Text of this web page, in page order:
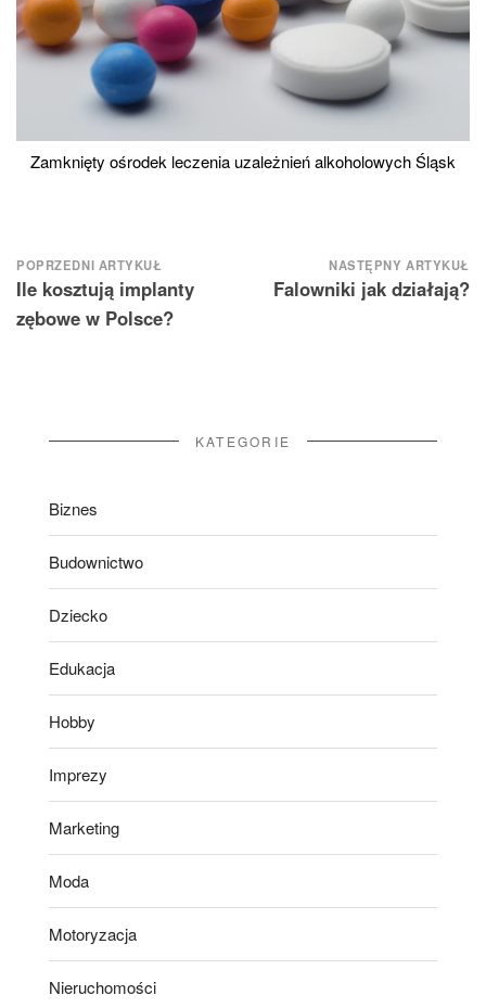
Zamknięty ośrodek leczenia uzależnień alkoholowych Śląsk
Nawigacja
wpisu
POPRZEDNI ARTYKUŁ
Ile kosztują implanty
zębowe w Polsce?
NASTĘPNY ARTYKUŁ
Falowniki jak działają?
KATEGORIE
Biznes
Budownictwo
Dziecko
Edukacja
Hobby
Imprezy
Marketing
Moda
Motoryzacja
Nieruchomości